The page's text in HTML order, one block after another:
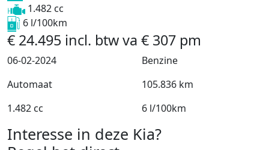
1.482 cc
6 l/100km
€ 24.495 incl. btwva € 307 pm
06-02-2024
Benzine
Automaat
105.836 km
1.482 cc
6 l/100km
Interesse in deze Kia?